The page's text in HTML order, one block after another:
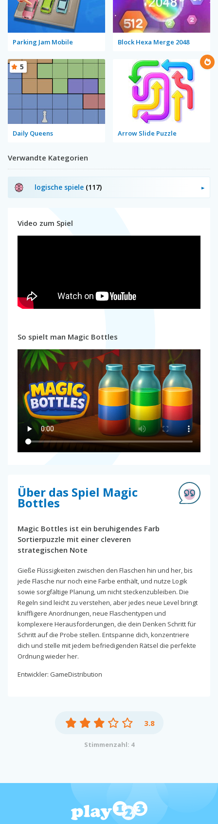
Parking Jam Mobile Block Hexa Merge 2048
Daily Queens
5
Arrow Slide Puzzle
Verwandte Kategorien
logische spiele (117)
Video zum Spiel
So spielt man Magic Bottles
Über das Spiel Magic
Bottles
Magic Bottles ist ein beruhigendes Farb
Sortierpuzzle mit einer cleveren
strategischen Note
Gieße Flüssigkeiten zwischen den Flaschen hin und her, bis
jede Flasche nur noch eine Farbe enthält, und nutze Logik
sowie sorgfältige Planung, um nicht steckenzubleiben. Die
Regeln sind leicht zu verstehen, aber jedes neue Level bringt
kniffligere Anordnungen, neue Flaschentypen und
komplexere Herausforderungen, die dein Denken Schritt für
Schritt auf die Probe stellen. Entspanne dich, konzentriere
dich und stelle mit jedem befriedigenden Rätsel die perfekte
Ordnung wieder her.
Entwickler: GameDistribution
3.8
Stimmenzahl: 4